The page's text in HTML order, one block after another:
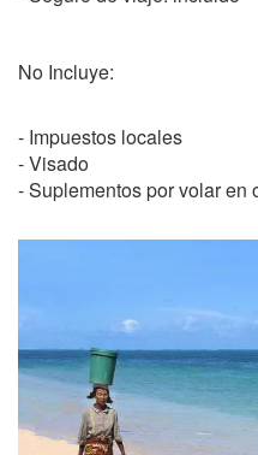
No Incluye:
- Impuestos locales
- Visado
- Suplementos por volar en